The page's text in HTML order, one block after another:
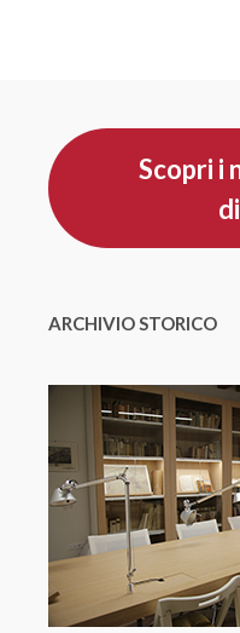
Scopri i
ARCHIVIO STORICO